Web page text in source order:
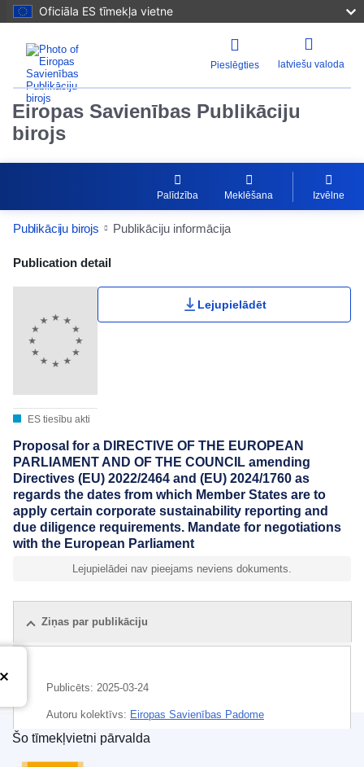
Oficiāla ES tīmekļa vietne
Pieslēgties latviešu valoda
Eiropas Savienības Publikāciju
birojs
Palīdzība Meklēšana Izvēlne
Publikāciju birojs Publikāciju informācija
Publication Detail Actions Portlet
Publication detail
ES tiesību akti
Lejupielādēt
Proposal for a DIRECTIVE OF THE EUROPEAN
PARLIAMENT AND OF THE COUNCIL amending
Directives (EU) 2022/2464 and (EU) 2024/1760 as
regards the dates from which Member States are to
apply certain corporate sustainability reporting and
due diligence requirements. Mandate for negotiations
with the European Parliament
Lejupielādei nav pieejams neviens dokuments.
Ziņas par publikāciju
Publicēts: 2025-03-24
Autoru kolektīvs: Eiropas Savienības Padome
IMMC : ST 7275 2025 INIT
Eiropas Savienības Publikāciju birojs
Šo tīmekļvietni pārvalda